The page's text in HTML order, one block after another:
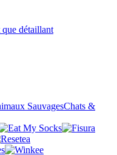
que détaillant
SauvagesChats &